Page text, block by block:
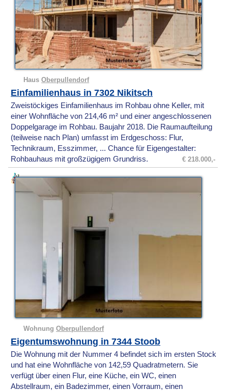
HausOberpullendorf
Einfamilienhaus in 7302 Nikitsch
Zweistöckiges Einfamilienhaus im Rohbau ohne Keller, mit
einer Wohnfläche von 214,46 m² und einer angeschlossenen
Doppelgarage im Rohbau. Baujahr 2018. Die Raumaufteilung
(teilweise nach Plan) umfasst im Erdgeschoss: Flur,
Technikraum, Esszimmer, ... Chance für Eigengestalter:
Rohbauhaus mit großzügigem Grundriss.
€ 218.000,-
WohnungOberpullendorf
Eigentumswohnung in 7344 Stoob
Die Wohnung mit der Nummer 4 befindet sich im ersten Stock
und hat eine Wohnfläche von 142,59 Quadratmetern. Sie
verfügt über einen Flur, eine Küche, ein WC, einen
Abstellraum, ein Badezimmer, einen Vorraum, einen